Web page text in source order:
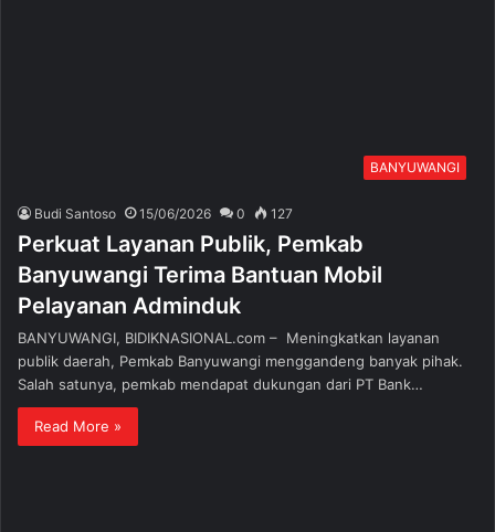
BANYUWANGI
Budi Santoso 15/06/2026 0 127
Perkuat Layanan Publik, Pemkab
Banyuwangi Terima Bantuan Mobil
Pelayanan Adminduk
BANYUWANGI, BIDIKNASIONAL.com – Meningkatkan layanan
publik daerah, Pemkab Banyuwangi menggandeng banyak pihak.
Salah satunya, pemkab mendapat dukungan dari PT Bank…
Read More »